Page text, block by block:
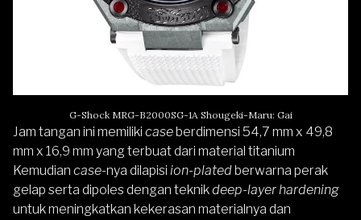
G-Shock MRG-B2000SG-1A Shougeki-Maru: Gai
Jam tangan ini memiliki caseberdimensi 54,7 mm x 49,8
mm x 16,9 mm yang terbuat dari material titanium
Kemudian case-nya dilapisi ion-platedberwarna perak
gelap serta dipoles dengan teknikdeep-layer hardening
untuk meningkatkan kekerasan materialnya dan